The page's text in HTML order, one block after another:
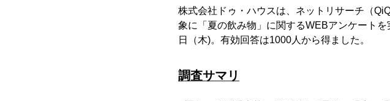
株式会社ドゥ・ハウスは、ネットリサーチ（
象に「夏の飲み物」に関するWEBアンケート
日（木)。有効回答は1000人から得ました。
調査サマリ